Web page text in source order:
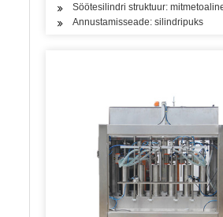
Söötesilindri struktuur:
Annustamisseade: silindripuks